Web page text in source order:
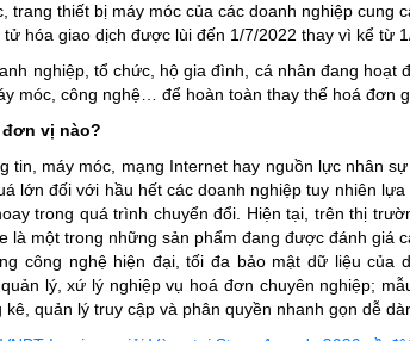
trang thiết bị máy móc của các doanh nghiệp
hóa giao dịch được lùi đến 1/7/2022 thay vì kể từ
nghiệp, tổ chức, hộ gia đình, cá nhân đang hoạt
móc, công nghệ… để hoàn toàn thay thế hoá đơn
vị nào?
tin, máy móc, mạng Internet hay nguồn lực nhân
lớn đối với hầu hết các doanh nghiệp tuy nhiên
trong quá trình chuyển đổi. Hiện tại, trên thị
là một trong những sản phẩm đang được đánh giá
công nghệ hiện đại, tối đa bảo mật dữ liệu của
lý, xứ lý nghiệp vụ hoá đơn chuyên nghiệp;
quản lý truy cập và phân quyền nhanh gọn dễ